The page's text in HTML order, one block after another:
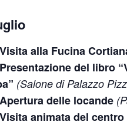
alla Fucina
del libro
(Salone di Palazzo
delle locande
animata del